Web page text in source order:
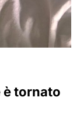
è tornato